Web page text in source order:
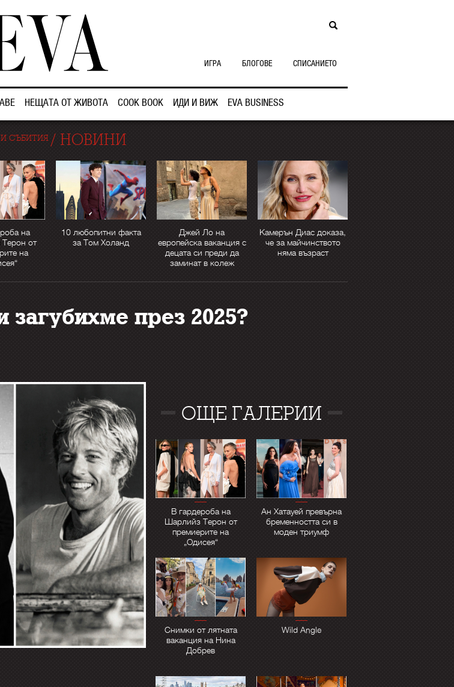
НЕЩАТА ОТ ЖИВОТА COOK BOOK ИДИ И ВИЖ EVA BUSINESS
ИГРА БЛОГОВЕ СПИСАНИЕТО
СЪБИТИЯ / НОВИНИ
на
от
на
10 любопитни факта
за Том Холанд
Джей Ло на
европейска ваканция с
децата си преди да
заминат в колеж
Камерън Диас доказа,
че за майчинството
няма възраст
през 2025?
ОЩЕ ГАЛЕРИИ
В гардероба на
Шарлийз Терон от
премиерите на
„Одисея“
Ан Хатауей превърна
бременността си в
моден триумф
Снимки от лятната
ваканция на Нина
Добрев
Wild Angle